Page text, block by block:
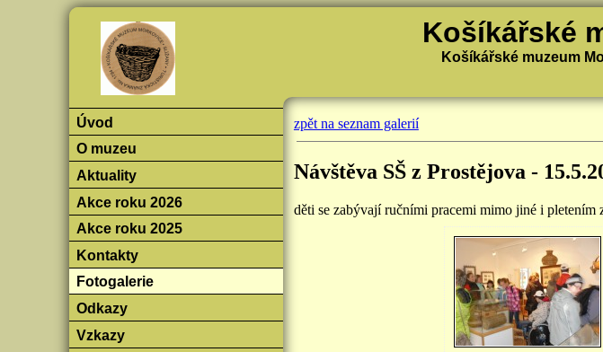
Košíkářské
Košíkářské muzeum
Úvod
O muzeu
Aktuality
Akce roku 2026
Akce roku 2025
Kontakty
Fotogalerie
Odkazy
Vzkazy
zpět na seznam galerií
Návštěva SŠ z Prostějova -
děti se zabývají ručními pracemi mimo jiné i pletením